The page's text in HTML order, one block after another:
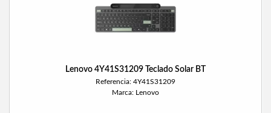
Lenovo 4Y41S31209 Teclado Solar BT
Referencia: 4Y41S31209
Marca: Lenovo